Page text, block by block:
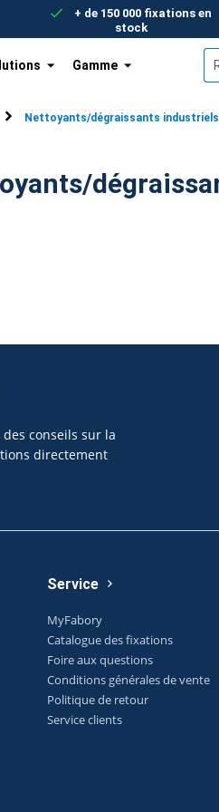
+ de 150 000 fixations en
stock
Gamme
Nettoyants/dégraissants industriels
conseils sur la
directement
Service
MyFabory
Catalogue des fixations
Foire aux questions
Conditions générales de vente
Politique de retour
Service clients